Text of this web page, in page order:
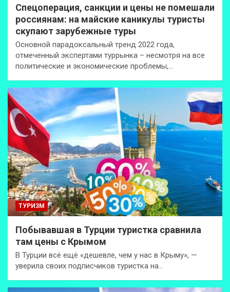
Спецоперация, санкции и цены не помешали
россиянам: на майские каникулы туристы
скупают зарубежные туры
Основной парадоксальный тренд 2022 года,
отмеченный экспертами туррынка – несмотря на все
политические и экономические проблемы,…
ТУРИЗМ
Побывавшая в Турции туристка сравнила
там цены с Крымом
В Турции всё ещё «дешевле, чем у нас в Крыму», —
уверила своих подписчиков туристка на…